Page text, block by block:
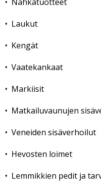
• Laukut
• Kengät
• Vaatekankaat
• Markiisit
• Matkailuvaunujen
• Veneiden sisäverhoilut
• Hevosten loimet
• Lemmikkien pedit ja